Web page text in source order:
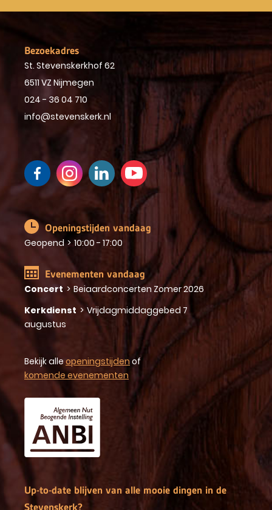
Bezoekadres
St. Stevenskerkhof 62
6511 VZ Nijmegen
024 - 36 04 710
info@stevenskerk.nl
Openingstijden vandaag
Geopend > 10:00 - 17:00
Evenementen vandaag
Concert > Beiaardconcerten Zomer 2026
Kerkdienst > Vrijdagmiddaggebed 7
augustus
Bekijk alle openingstijden of
komende evenementen
Up-to-date blijven van alle mooie dingen in de
Stevenskerk?